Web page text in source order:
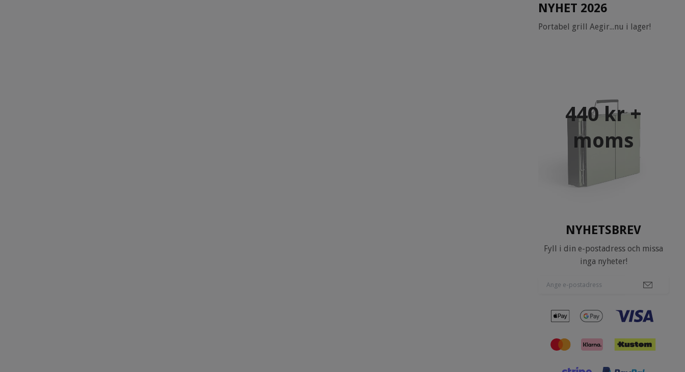
NYHET 2026
Portabel grill Aegir...nu i lager!
440 kr +
moms
NYHETSBREV
Fyll i din e-postadress och missa
inga nyheter!